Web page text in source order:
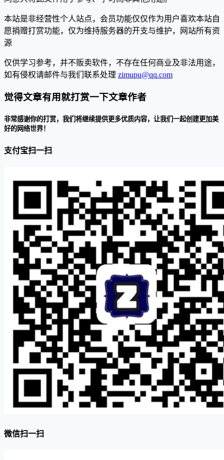
本站是非经营性个人站点，会员功能仅仅作为用户喜欢本站自
愿捐赠打赏功能，仅为维持服务器的开支与维护，网站所有资
源
仅供学习参考，并不贩卖软件，不存在任何商业及非法用途，
如有侵权请邮件与我们联系处理 zimupu@qq.com
觉得文章有用就打赏一下文章作者
非常感谢你的打赏，我们将继续提供更多优质内容，让我们一起创建更加美
好的网络世界！
支付宝扫一扫
微信扫一扫